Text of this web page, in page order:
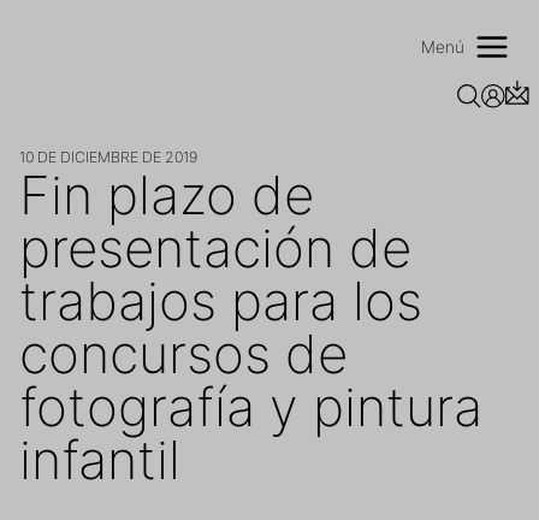
Menú
10 DE DICIEMBRE DE 2019
Fin plazo de
presentación de
trabajos para los
concursos de
fotografía y pintura
infantil